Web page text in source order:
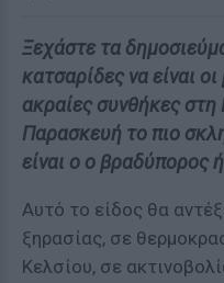
Ξεχάστε τα
κατσαρίδες να είναι
ακραίες συνθήκες
Παρασκευή το πιο
είναι ο ο βραδύπορος
Αυτό το είδος θα
ξηρασίας, σε
Κελσίου, σε